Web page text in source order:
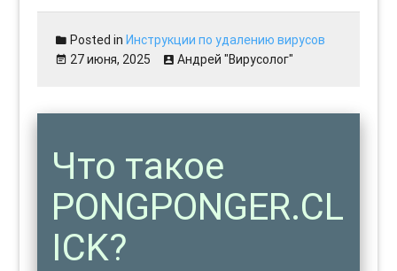
Posted inИнструкции по удалению вирусов
27 июня, 2025
Андрей "Вирусолог"
Что такое
PONGPONGER.CL
ICK?